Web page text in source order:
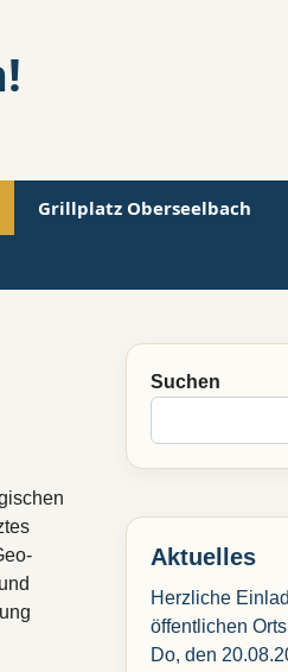
Grillplatz Oberseelbach
Suchen
Aktuelles
Herzliche
öffentlichen
Do, den